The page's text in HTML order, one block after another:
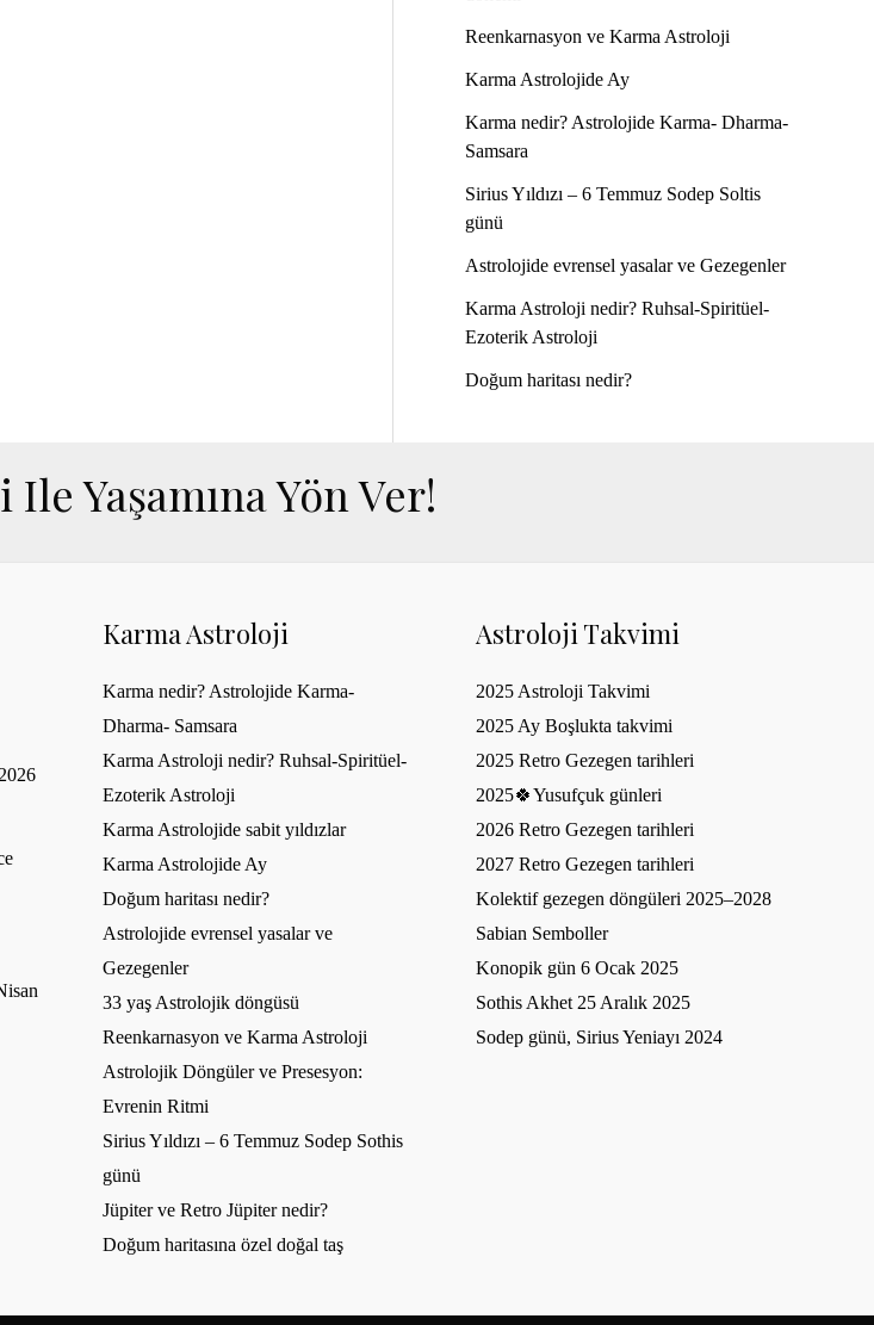
Reenkarnasyon ve Karma Astroloji
Karma Astrolojide Ay
Karma nedir? Astrolojide Karma- Dharma-
Samsara
Sirius Yıldızı – 6 Temmuz Sodep Soltis
günü
Astrolojide evrensel yasalar ve Gezegenler
Karma Astroloji nedir? Ruhsal-Spiritüel-
Ezoterik Astroloji
Doğum haritası nedir?
Yaşamına Yön Ver!
Karma Astroloji
Karma nedir? Astrolojide Karma-
Dharma- Samsara
Karma Astroloji nedir? Ruhsal-Spiritüel-
Ezoterik Astroloji
Karma Astrolojide sabit yıldızlar
Karma Astrolojide Ay
Doğum haritası nedir?
Astrolojide evrensel yasalar ve
Gezegenler
33 yaş Astrolojik döngüsü
Reenkarnasyon ve Karma Astroloji
Astrolojik Döngüler ve Presesyon:
Evrenin Ritmi
Sirius Yıldızı – 6 Temmuz Sodep Sothis
günü
Jüpiter ve Retro Jüpiter nedir?
Doğum haritasına özel doğal taş
Astroloji Takvimi
2025 Astroloji Takvimi
2025 Ay Boşlukta takvimi
2025 Retro Gezegen tarihleri
2025🍀Yusufçuk günleri
2026 Retro Gezegen tarihleri
2027 Retro Gezegen tarihleri
Kolektif gezegen döngüleri 2025–2028
Sabian Semboller
Konopik gün 6 Ocak 2025
Sothis Akhet 25 Aralık 2025
Sodep günü, Sirius Yeniayı 2024